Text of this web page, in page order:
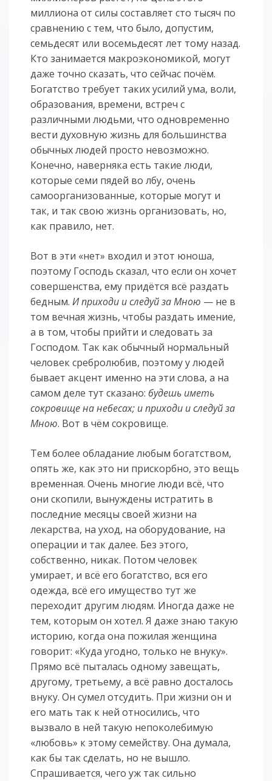
миллиона от силы составляет сто тысяч по
сравнению с тем, что было, допустим,
семьдесят или восемьдесят лет тому назад.
Кто занимается макроэкономикой, могут
даже точно сказать, что сейчас почём.
Богатство требует таких усилий ума, воли,
образования, времени, встреч с
различными людьми, что одновременно
вести духовную жизнь для большинства
обычных людей просто невозможно.
Конечно, наверняка есть такие люди,
которые семи пядей во лбу, очень
самоорганизованные, которые могут и
так, и так свою жизнь организовать, но,
как правило, нет.
Вот в эти «нет» входил и этот юноша,
поэтому Господь сказал, что если он хочет
совершенства, ему придётся всё раздать
бедным.И приходи и следуй за Мною — не в
том вечная жизнь, чтобы раздать имение,
а в том, чтобы прийти и следовать за
Господом. Так как обычный нормальный
человек сребролюбив, поэтому у людей
бывает акцент именно на эти слова, а на
самом деле тут сказано:будешь иметь
сокровище на небесах; и приходи и следуй за
Мною. Вот в чём сокровище.
Тем более обладание любым богатством,
опять же, как это ни прискорбно, это вещь
временная. Очень многие люди всё, что
они скопили, вынуждены истратить в
последние месяцы своей жизни на
лекарства, на уход, на оборудование, на
операции и так далее. Без этого,
собственно, никак. Потом человек
умирает, и всё его богатство, вся его
одежда, всё его имущество тут же
переходит другим людям. Иногда даже не
тем, которым он хотел. Я даже знаю такую
историю, когда она пожилая женщина
говорит: «Куда угодно, только не внуку».
Прямо всё пыталась одному завещать,
другому, третьему, а всё равно досталось
внуку. Он сумел отсудить. При жизни он и
его мать так к ней относились, что
вызвало в ней такую непоколебимую
«любовь» к этому семейству. Она думала,
как бы так сделать, но не вышло.
Спрашивается, чего уж так сильно